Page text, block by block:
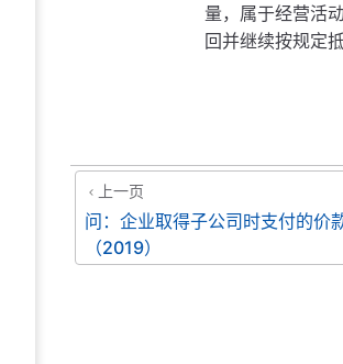
量，属于经营活
回并继续按规定
上一页
问：企业取得子公司时支付的价
（2019）